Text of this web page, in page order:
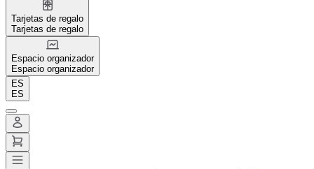
Tarjetas de regalo
Tarjetas de regalo
Espacio organizador
Espacio organizador
ES
ES